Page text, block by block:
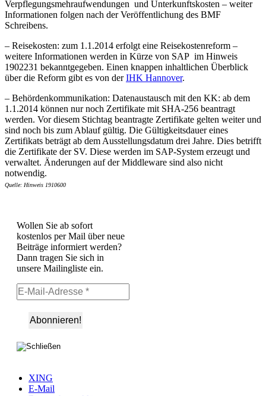
Verpflegungsmehraufwendungen und Unterkunftskosten – weiter
Informationen folgen nach der Veröffentlichung des BMF
Schreibens.
– Reisekosten: zum 1.1.2014 erfolgt eine Reisekostenreform –
weitere Informationen werden in Kürze von SAP im Hinweis
1902231 bekanntgegeben. Einen knappen inhaltlichen Überblick
über die Reform gibt es von derIHK Hannover.
– Behördenkommunikation: Datenaustausch mit den KK: ab dem
1.1.2014 können nur noch Zertifikate mit SHA-256 beantragt
werden. Vor diesem Stichtag beantragte Zertifikate gelten weiter und
sind noch bis zum Ablauf gültig. Die Gültigkeitsdauer eines
Zertifikats beträgt ab dem Ausstellungsdatum drei Jahre. Dies betrifft
die Zertifikate der SV. Diese werden im SAP-System erzeugt und
verwaltet. Änderungen auf der Middleware sind also nicht
notwendig.
Quelle: Hinweis 1910600
Wollen Sie ab sofort
kostenlos per Mail über neue
Beiträge informiert werden?
Dann tragen Sie sich in
unsere Mailingliste ein.
XING
E-Mail